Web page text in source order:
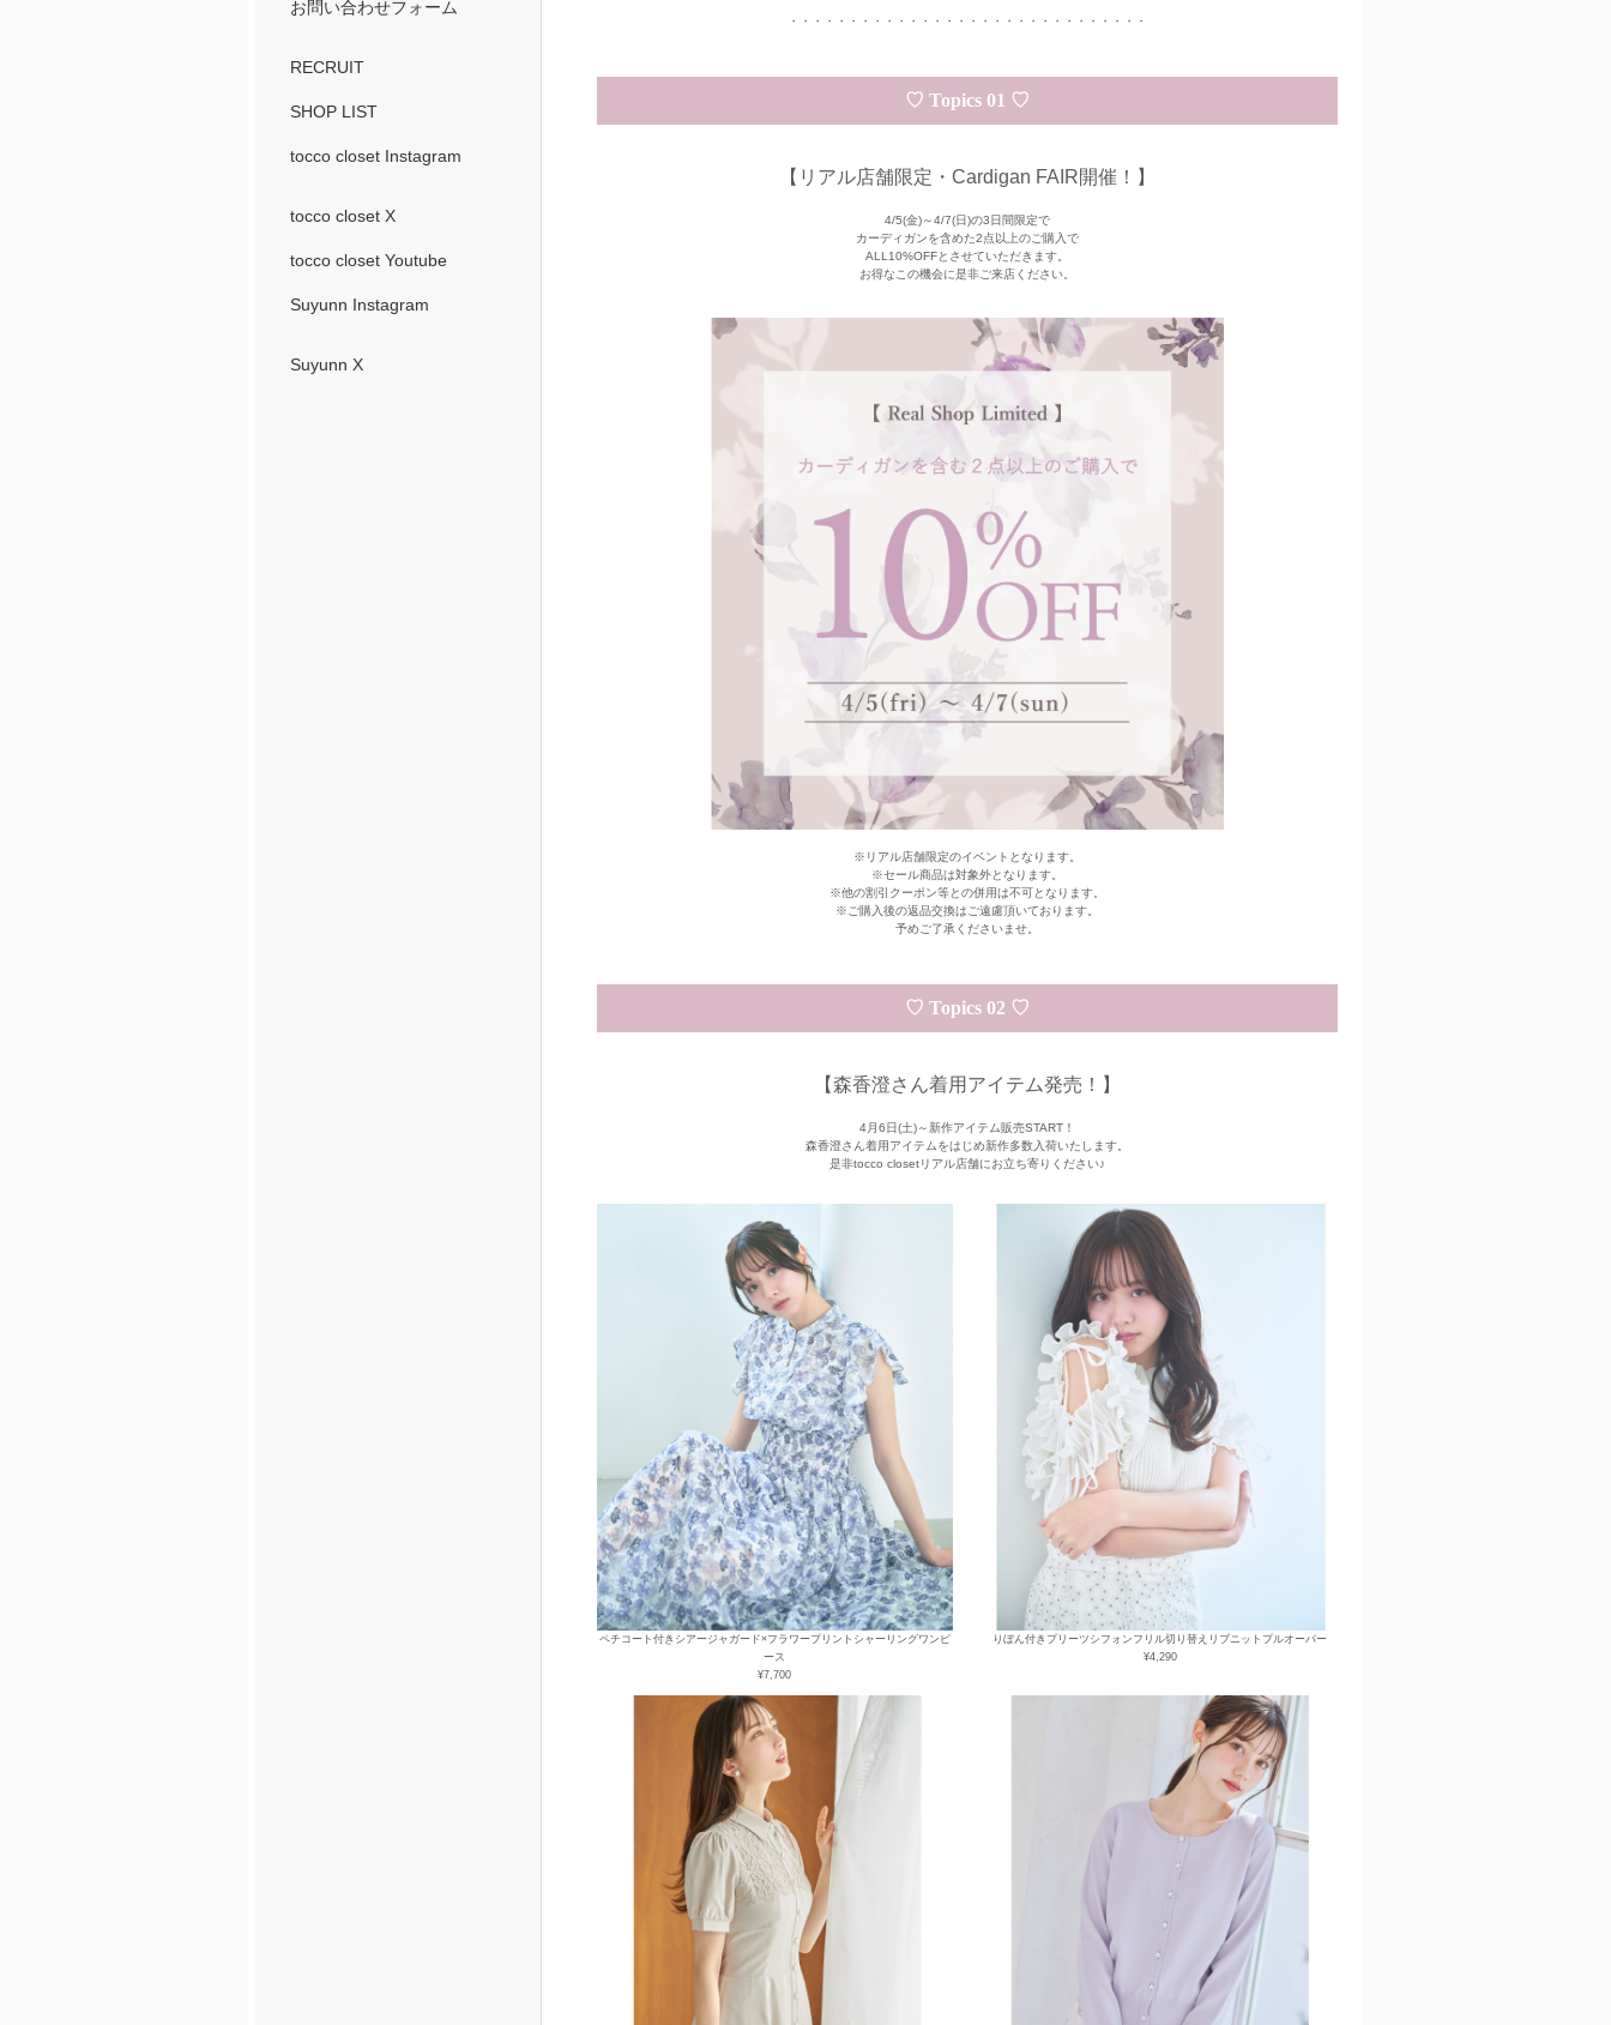
お問い合わせフォーム
RECRUIT
SHOP LIST
tocco closet Instagram
tocco closet X
tocco closet Youtube
Suyunn Instagram
Suyunn X
・・・・・・・・・・・・・・・・・・・・・・・・・・・・・・
♡ Topics 01 ♡
【リアル店舗限定・Cardigan FAIR開催！】
4/5(金)～4/7(日)の3日間限定で
カーディガンを含めた2点以上のご購入で
ALL10%OFFとさせていただきます。
お得なこの機会に是非ご来店ください。
※リアル店舗限定のイベントとなります。
※セール商品は対象外となります。
※他の割引クーポン等との併用は不可となります。
※ご購入後の返品交換はご遠慮頂いております。
予めご了承くださいませ。
♡ Topics 02 ♡
【森香澄さん着用アイテム発売！】
4月6日(土)～新作アイテム販売START！
森香澄さん着用アイテムをはじめ新作多数入荷いたします。
是非tocco closetリアル店舗にお立ち寄りください♪
ペチコート付きシアージャガード×フラワープリントシャーリングワンピ
ース
¥7,700
りぼん付きプリーツシフォンフリル切り替えリブニットプルオーバー
¥4,290